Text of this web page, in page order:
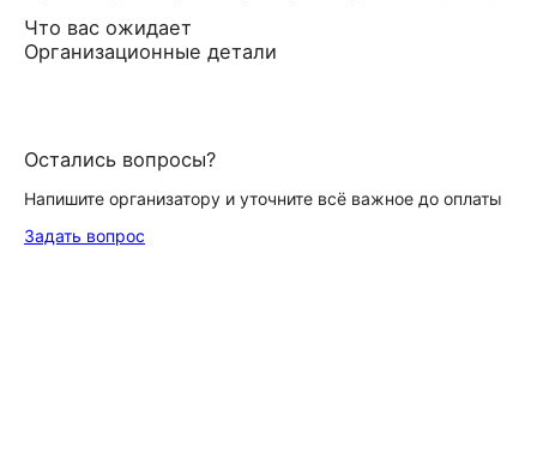
Что вас ожидает
Организационные детали
Остались вопросы?
Напишите организатору и уточните всё важное до оплаты
Задать вопрос